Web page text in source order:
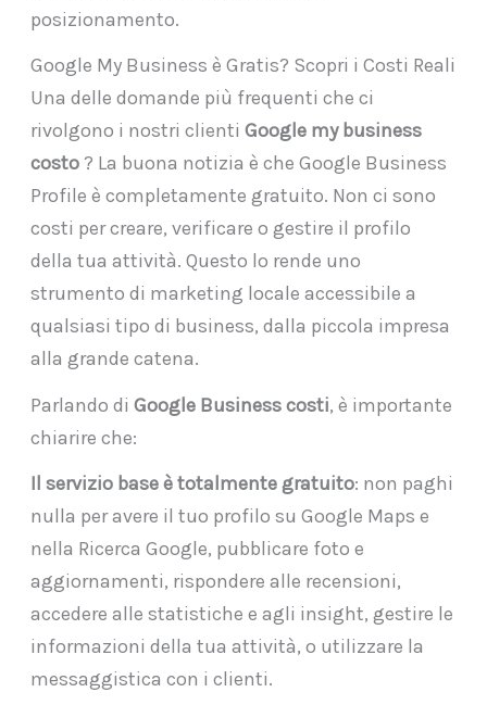
posizionamento.
Google My Business è Gratis? Scopri i Costi Reali
Una delle domande più frequenti che ci
rivolgono i nostri clienti Google my business
costo? La buona notizia è che Google Business
Profile è completamente gratuito. Non ci sono
costi per creare, verificare o gestire il profilo
della tua attività. Questo lo rende uno
strumento di marketing locale accessibile a
qualsiasi tipo di business, dalla piccola impresa
alla grande catena.
Parlando di Google Business costi, è importante
chiarire che:
Il servizio base è totalmente gratuito: non paghi
nulla per avere il tuo profilo su Google Maps e
nella Ricerca Google, pubblicare foto e
aggiornamenti, rispondere alle recensioni,
accedere alle statistiche e agli insight, gestire le
informazioni della tua attività, o utilizzare la
messaggistica con i clienti.